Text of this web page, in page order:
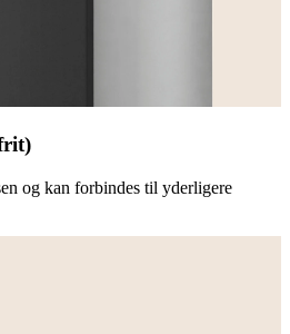
og kan forbindes til yderligere